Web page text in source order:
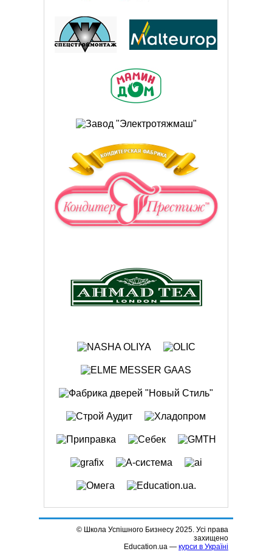
© Школа Успішного Бизнесу 2025. Усі права
захищено
Education.ua — курси в Україні